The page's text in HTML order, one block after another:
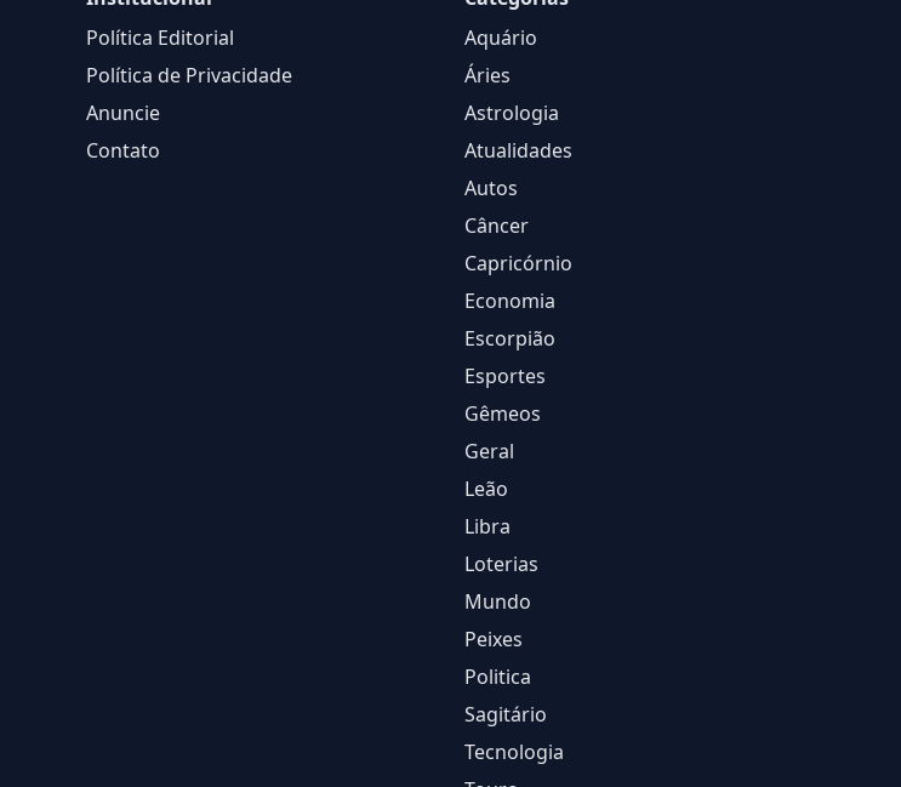
Política Editorial
Política de Privacidade
Anuncie
Contato
Aquário
Áries
Astrologia
Atualidades
Autos
Câncer
Capricórnio
Economia
Escorpião
Esportes
Gêmeos
Geral
Leão
Libra
Loterias
Mundo
Peixes
Politica
Sagitário
Tecnologia